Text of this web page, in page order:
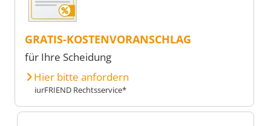
GRATIS-KOSTENVORANSCHLAG
für Ihre Scheidung
Hier bitte anfordern
iurFRIEND Rechtsservice*